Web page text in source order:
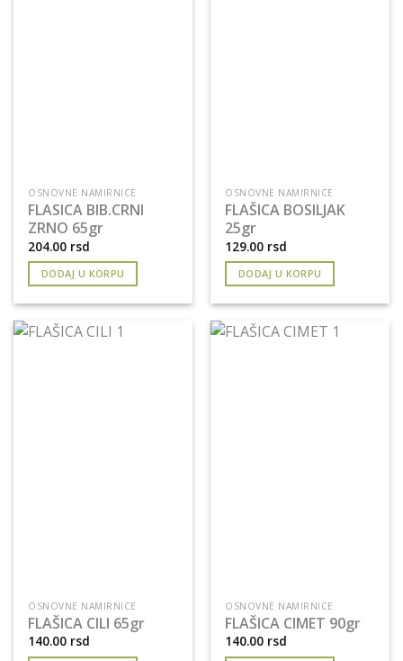
OSNOVNE NAMIRNICE
FLASICA BIB.CRNI
ZRNO 65gr
204.00 rsd
DODAJ U KORPU
OSNOVNE NAMIRNICE
FLAŠICA BOSILJAK
25gr
129.00 rsd
DODAJ U KORPU
OSNOVNE NAMIRNICE
FLAŠICA CILI 65gr
140.00 rsd
OSNOVNE NAMIRNICE
FLAŠICA CIMET 90gr
140.00 rsd